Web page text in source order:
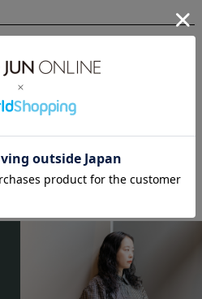
lanvin
yvessaintlaurent